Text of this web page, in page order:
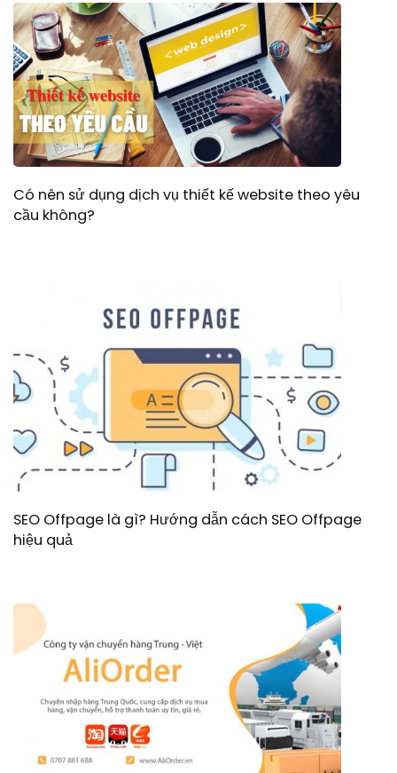
Có nên sử dụng dịch vụ thiết kế website theo yêu
cầu không?
SEO Offpage là gì? Hướng dẫn cách SEO Offpage
hiệu quả